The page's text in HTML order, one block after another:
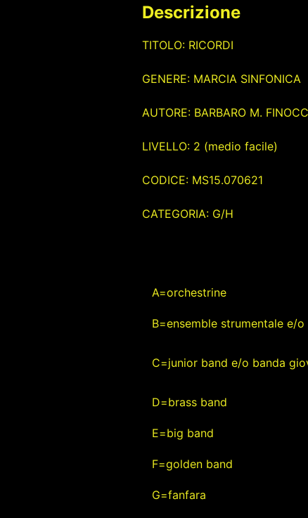
Descrizione
TITOLO: RICORDI
GENERE: MARCIA SINFONICA
AUTORE: BARBARO M.
LIVELLO: 2 (medio facile)
CODICE: MS15.070621
CATEGORIA: G/H
A=orchestrine
B=ensemble strumentale e/o
C=junior band e/o banda
D=brass band
E=big band
F=golden band
G=fanfara